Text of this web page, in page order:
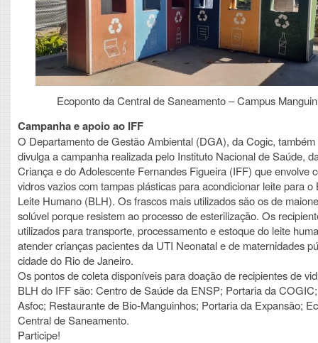
Ecoponto da Central de Saneamento – Campus
Campanha e apoio ao IFF
O Departamento de Gestão Ambiental (DGA), da Cogic, também
divulga a campanha realizada pelo Instituto Nacional de Saúde,
Criança e do Adolescente Fernandes Figueira (IFF) que envolve
vidros vazios com tampas plásticas para acondicionar leite para o
Leite Humano (BLH). Os frascos mais utilizados são os de
solúvel porque resistem ao processo de esterilização. Os
utilizados para transporte, processamento e estoque do leite
atender crianças pacientes da UTI Neonatal e de maternidades
cidade do Rio de Janeiro.
Os pontos de coleta disponíveis para doação de recipientes de
BLH do IFF são: Centro de Saúde da ENSP; Portaria da
Asfoc; Restaurante de Bio-Manguinhos; Portaria da Expansão;
Central de Saneamento.
Participe!